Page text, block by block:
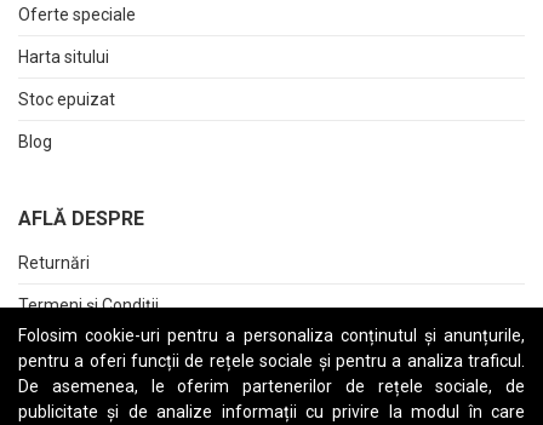
Folosim cookie-uri pentru a personaliza conținutul și anunțurile,
pentru a oferi funcții de rețele sociale și pentru a analiza traficul.
De asemenea, le oferim partenerilor de rețele sociale, de
publicitate și de analize informații cu privire la modul în care
Oferte speciale
Harta sitului
Stoc epuizat
Blog
AFLĂ DESPRE
Returnări
Termeni și Condiții
Raport date personale
Cerere stergere cont